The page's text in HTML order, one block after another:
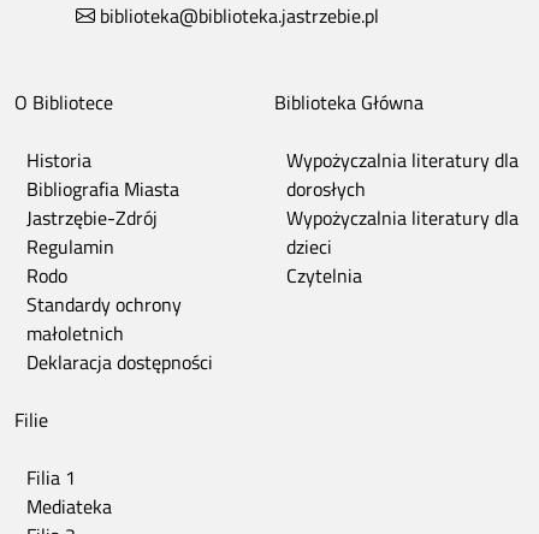
biblioteka@biblioteka.jastrzebie.pl
O Bibliotece
Historia
Bibliografia Miasta
Jastrzębie-Zdrój
Regulamin
Rodo
Standardy ochrony
małoletnich
Deklaracja dostępności
Biblioteka Główna
Wypożyczalnia literatury dla
dorosłych
Wypożyczalnia literatury dla
dzieci
Czytelnia
Filie
Filia 1
Mediateka